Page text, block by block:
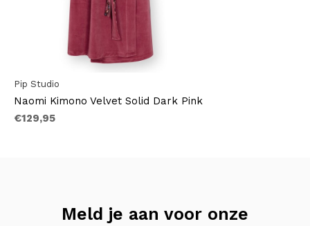
Pip Studio
Naomi Kimono Velvet Solid Dark Pink
€129,95
Meld je aan voor onze